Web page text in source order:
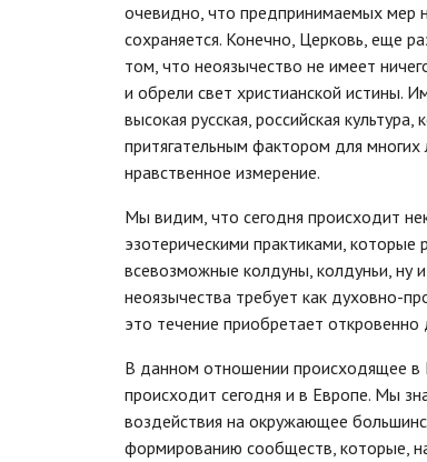
очевидно, что предпринимаемых мер
сохраняется. Конечно, Церковь, еще
том, что неоязычество не имеет
и обрели свет христианской истины.
высокая русская, российская
притягательным фактором для
нравственное измерение.
Мы видим, что сегодня происходит
эзотерическими практиками, которые
всевозможные колдуны, колдуньи, ну
неоязычества требует как духовно-
это течение приобретает откровенно
В данном отношении происходящее в
происходит сегодня и в Европе. Мы
воздействия на окружающее
формированию сообществ, которые,